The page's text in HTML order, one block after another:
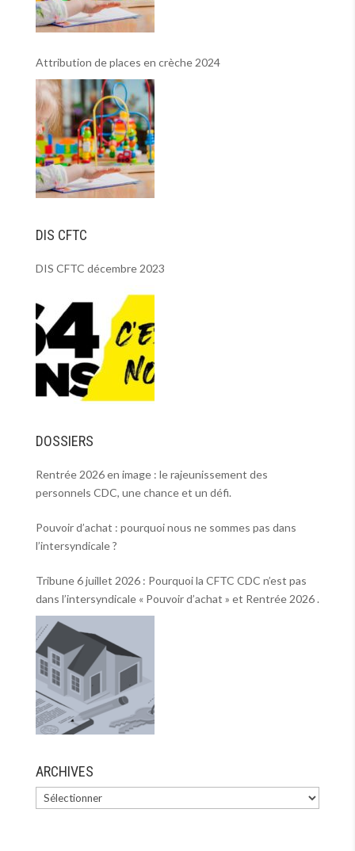
Attribution de places en crèche 2024
DIS CFTC
DIS CFTC décembre 2023
DOSSIERS
Rentrée 2026 en image : le rajeunissement des
personnels CDC, une chance et un défi.
Pouvoir d’achat : pourquoi nous ne sommes pas dans
l’intersyndicale ?
Tribune 6 juillet 2026 : Pourquoi la CFTC CDC n’est pas
dans l’intersyndicale « Pouvoir d’achat » et Rentrée 2026 .
ARCHIVES